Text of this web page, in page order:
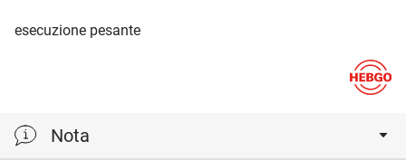
esecuzione pesante
Nota